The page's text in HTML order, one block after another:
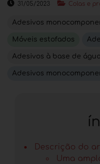
31/05/2023 Colas e
Adesivos
Móveis estofados
Adesivos à base de
Adesivos
Descrição do
Uma